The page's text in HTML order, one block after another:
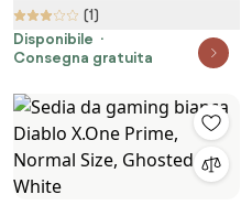
(1)
Disponibile
Consegna gratuita